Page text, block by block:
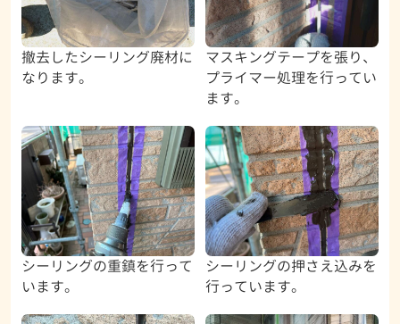
撤去したシーリング廃材に
なります。
マスキングテープを張り、
プライマー処理を行ってい
ます。
シーリングの重鎮を行って
います。
シーリングの押さえ込みを
行っています。